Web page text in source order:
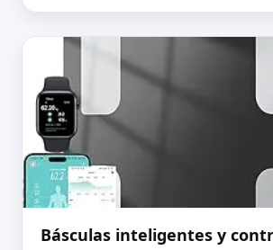
Básculas inteligentes y